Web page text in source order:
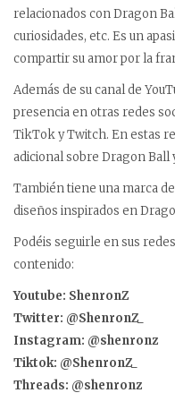
relacionados con Dragon
curiosidades, etc. Es un
compartir su amor por la
Además de su canal de
presencia en otras redes
TikTok y Twitch. En estas
adicional sobre Dragon Ball
También tiene una marca
diseños inspirados en
Podéis seguirle en sus
contenido:
Youtube: ShenronZ
Twitter: @ShenronZ_
Instagram: @shenronz
Tiktok: @ShenronZ_
Threads: @shenronz